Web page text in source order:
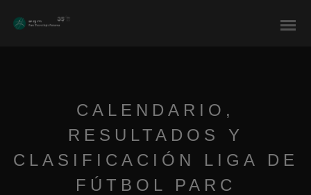
CALENDARIO,
RESULTADOS Y
CLASIFICACIÓN LIGA DE
FÚTBOL PARC